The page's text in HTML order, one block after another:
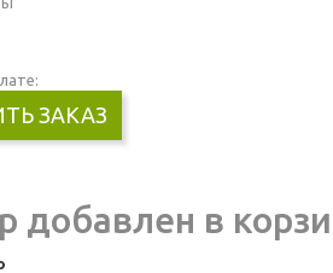
ЗАКАЗ
добавлен в